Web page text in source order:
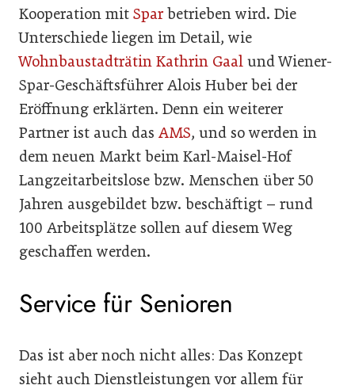
Kooperation mit Sparbetrieben wird. Die
Unterschiede liegen im Detail, wie
Wohnbaustadträtin Kathrin Gaal und Wiener-
Spar-Geschäftsführer Alois Huber bei der
Eröffnung erklärten. Denn ein weiterer
Partner ist auch das AMS, und so werden in
dem neuen Markt beim Karl-Maisel-Hof
Langzeitarbeitslose bzw. Menschen über 50
Jahren ausgebildet bzw. beschäftigt – rund
100 Arbeitsplätze sollen auf diesem Weg
geschaffen werden.
Service für Senioren
Das ist aber noch nicht alles: Das Konzept
sieht auch Dienstleistungen vor allem für